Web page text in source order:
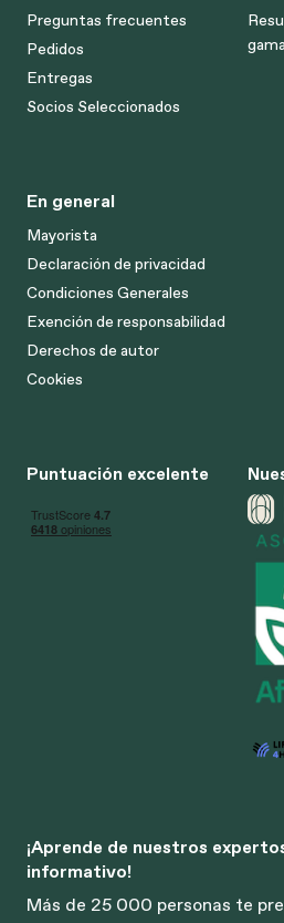
Preguntas frecuentes
Pedidos
Entregas
Socios Seleccionados
gama
En general
Mayorista
Declaración de privacidad
Condiciones Generales
Exención de responsabilidad
Derechos de autor
Cookies
Puntuación excelente
¡Aprende de nuestros
informativo!
Más de 25 000 personas te